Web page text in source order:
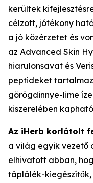
kerültek
célzott, jótékony
a jó közérzetet és
az Advanced Skin
hiarulonsavat és
peptideket
görögdinnye-lime
kiszerelében
Az iHerb korlátolt
a világ egyik vezető
elhivatott abban,
táplálék-